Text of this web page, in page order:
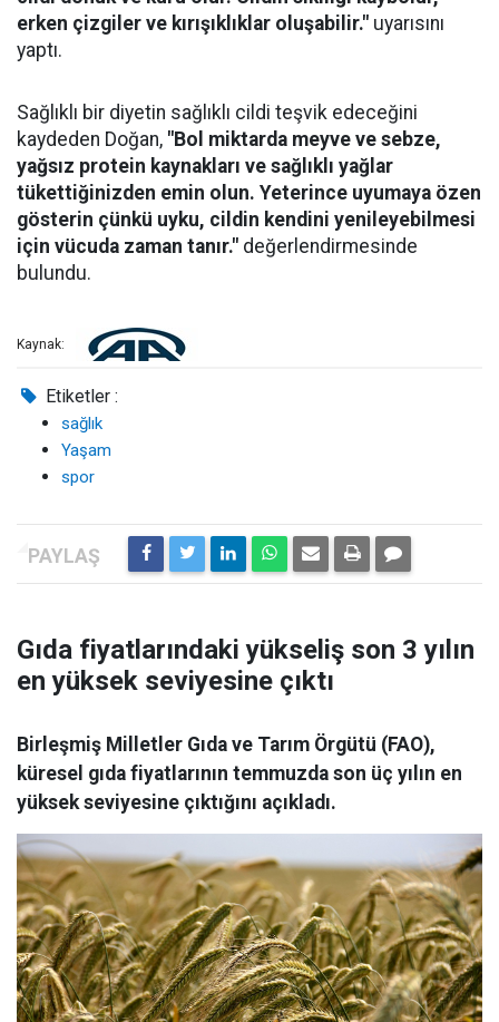
erken çizgiler ve kırışıklıklar oluşabilir." uyarısını
yaptı.
Sağlıklı bir diyetin sağlıklı cildi teşvik edeceğini
kaydeden Doğan, "Bol miktarda meyve ve sebze,
yağsız protein kaynakları ve sağlıklı yağlar
tükettiğinizden emin olun. Yeterince uyumaya özen
gösterin çünkü uyku, cildin kendini yenileyebilmesi
için vücuda zaman tanır." değerlendirmesinde
bulundu.
Kaynak:
Etiketler :
sağlık
Yaşam
spor
Gıda fiyatlarındaki yükseliş son 3 yılın
en yüksek seviyesine çıktı
Birleşmiş Milletler Gıda ve Tarım Örgütü (FAO),
küresel gıda fiyatlarının temmuzda son üç yılın en
yüksek seviyesine çıktığını açıkladı.